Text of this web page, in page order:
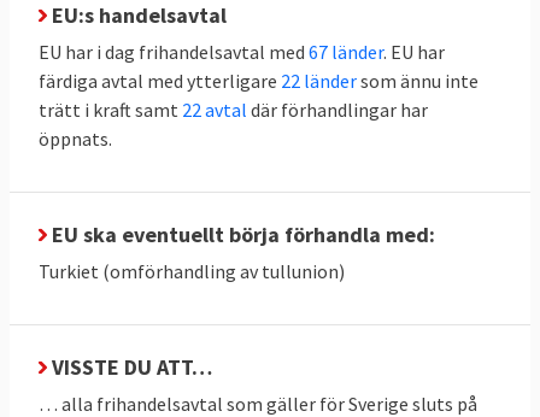
billigast och importera det som andra länder
gör bäst och billigast. Enligt teorin tjänar
alla på det i en värld utan handelshinder.
Sveriges handelsmyndighet
Andra fördelar är enligt myndigheten
billigare produktion genom
av ny teknik samt lägre priser, större utbud
och bättre kvalitet för konsumenter.
EU:s handelsavtal
EU har i dag frihandelsavtal med 67 länder. EU har
färdiga avtal med ytterligare 22 ländersom ännu inte
trätt i kraft samt 22 avtal där förhandlingar har
öppnats.
EU ska eventuellt börja förhandla med:
Turkiet (omförhandling av tullunion)
VISSTE DU ATT…
… alla frihandelsavtal som gäller för Sverige sluts på